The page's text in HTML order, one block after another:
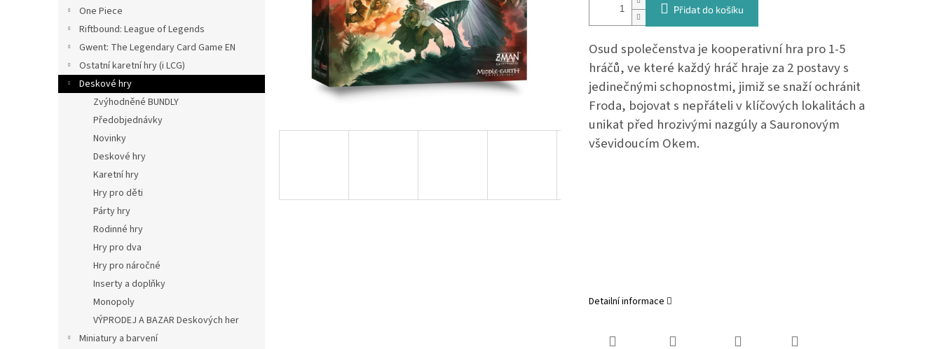
One Piece
Riftbound: League of Legends
Gwent: The Legendary Card Game EN
Ostatní karetní hry (i LCG)
Deskové hry
Zvýhodněné BUNDLY
Předobjednávky
Novinky
Deskové hry
Karetní hry
Hry pro děti
Párty hry
Rodinné hry
Hry pro dva
Hry pro náročné
Inserty a doplňky
Monopoly
VÝPRODEJ A BAZAR Deskových her
Miniatury a barvení
Přidat do košíku
Osud společenstva je kooperativní hra pro 1-5
hráčů, ve které každý hráč hraje za 2 postavy s
jedinečnými schopnostmi, jimiž se snaží ochránit
Froda, bojovat s nepřáteli v klíčových lokalitách a
unikat před hrozivými nazgúly a Sauronovým
vševidoucím Okem.
Detailní informace